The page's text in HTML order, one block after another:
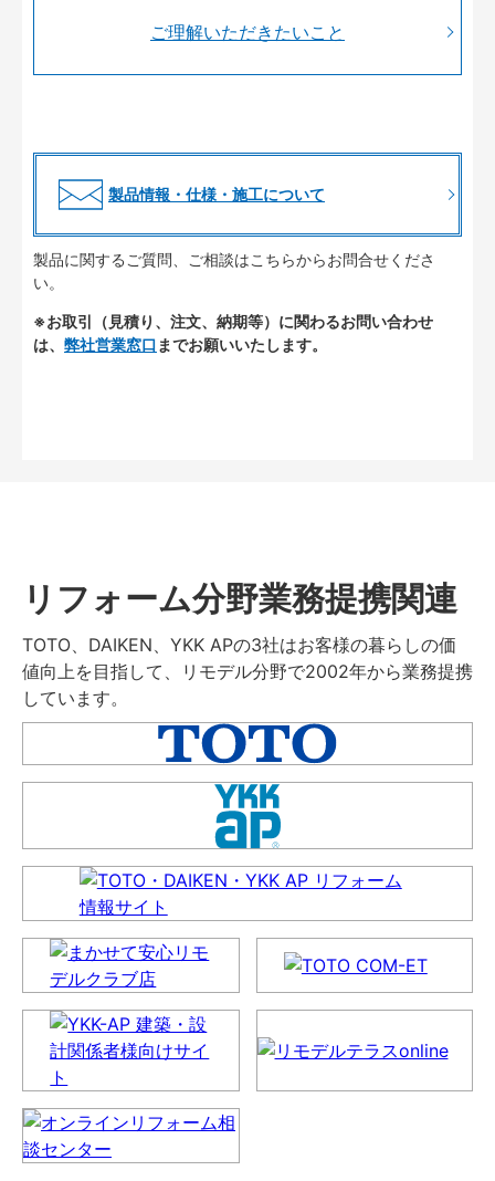
ご理解いただきたいこと
製品情報・仕様・施工について
製品に関するご質問、ご相談はこちらからお問合せくださ
い。
※お取引（見積り、注文、納期等）に関わるお問い合わせ
は、 弊社営業窓口 までお願いいたします。
リフォーム分野業務提携関連
TOTO、DAIKEN、YKK APの3社はお客様の暮らしの価
値向上を目指して、リモデル分野で2002年から業務提携
しています。